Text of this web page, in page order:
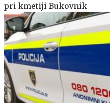
pri kmetiji Bukovnik